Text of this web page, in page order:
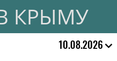
КРЫМУ
10.08.2026